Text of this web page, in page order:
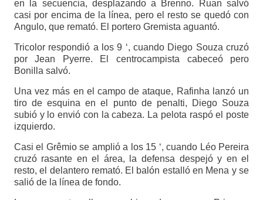
en la secuencia, desplazando a Brenno. Ruan salvó
casi por encima de la línea, pero el resto se quedó con
Angulo, que remató. El portero Gremista aguantó.
Tricolor respondió a los 9 ‘, cuando Diego Souza cruzó
por Jean Pyerre. El centrocampista cabeceó pero
Bonilla salvó.
Una vez más en el campo de ataque, Rafinha lanzó un
tiro de esquina en el punto de penalti, Diego Souza
subió y lo envió con la cabeza. La pelota raspó el poste
izquierdo.
Casi el Grêmio se amplió a los 15 ‘, cuando Léo Pereira
cruzó rasante en el área, la defensa despejó y en el
resto, el delantero remató. El balón estalló en Mena y se
salió de la línea de fondo.